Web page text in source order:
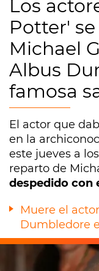
Los
Potter'
Michael
Albus
famosa
El actor que
en la
este jueves a
reparto de
despedido con
Muere el
Dumbledore